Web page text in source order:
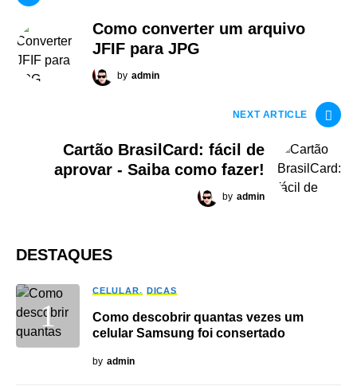
Como converter um arquivo
JFIF para JPG
by admin
NEXT ARTICLE
Cartão BrasilCard: fácil de
aprovar - Saiba como fazer!
by admin
DESTAQUES
CELULAR DICAS
Como descobrir quantas vezes um
celular Samsung foi consertado
by admin